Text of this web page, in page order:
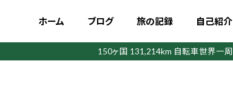
ホーム ブログ 旅の記録 自己紹介
150ヶ国 131,214km 自転車世界一周